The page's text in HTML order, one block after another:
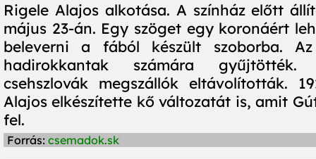
Rigele Alajos alkotása. A színház előtt
május 23-án. Egy szöget egy koronáért
beleverni a fából készült szoborba.
hadirokkantak számára
csehszlovák megszállók eltávolították.
Alajos elkészítette kő változatát is, amit
fel.
Forrás: csemadok.sk